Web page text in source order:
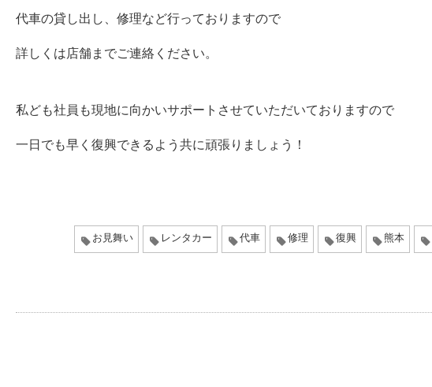
代車の貸し出し、修理など行っておりますので
詳しくは店舗までご連絡ください。
私ども社員も現地に向かいサポートさせていただいておりますので
一日でも早く復興できるよう共に頑張りましょう！
お見舞い レンタカー 代車 修理 復興 熊本